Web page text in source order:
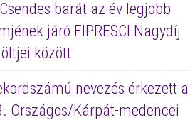
barát az év legjobb
járó FIPRESCI Nagydíj
között
nevezés érkezett a
Országos/Kárpát-medencei